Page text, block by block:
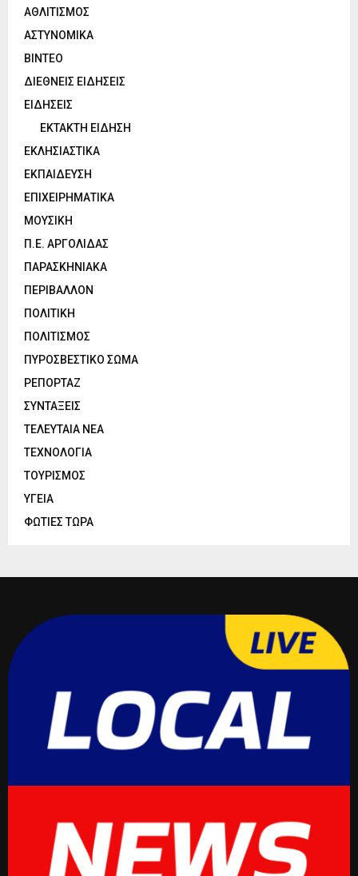
ΑΘΛΙΤΙΣΜΟΣ
ΑΣΤΥΝΟΜΙΚΑ
ΒΙΝΤΕΟ
ΔΙΕΘΝΕΙΣ ΕΙΔΗΣΕΙΣ
ΕΙΔΗΣΕΙΣ
ΕΚΤΑΚΤΗ ΕΙΔΗΣΗ
ΕΚΛΗΣΙΑΣΤΙΚΑ
ΕΚΠΑΙΔΕΥΣΗ
ΕΠΙΧΕΙΡΗΜΑΤΙΚΑ
ΜΟΥΣΙΚΗ
Π.Ε. ΑΡΓΟΛΙΔΑΣ
ΠΑΡΑΣΚΗΝΙΑΚΑ
ΠΕΡΙΒΑΛΛΟΝ
ΠΟΛΙΤΙΚΗ
ΠΟΛΙΤΙΣΜΟΣ
ΠΥΡΟΣΒΕΣΤΙΚΟ ΣΩΜΑ
ΡΕΠΟΡΤΑΖ
ΣΥΝΤΑΞΕΙΣ
ΤΕΛΕΥΤΑΙΑ ΝΕΑ
ΤΕΧΝΟΛΟΓΙΑ
ΤΟΥΡΙΣΜΟΣ
ΥΓΕΙΑ
ΦΩΤΙΕΣ ΤΩΡΑ